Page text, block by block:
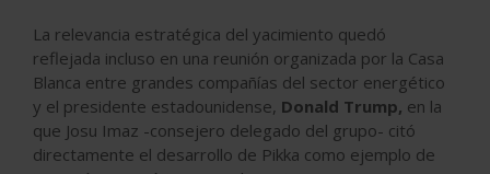
La relevancia estratégica del yacimiento quedó
reflejada incluso en una reunión organizada por la Casa
Blanca entre grandes compañías del sector energético
y el presidente estadounidense, Donald Trump, en la
que Josu Imaz -consejero delegado del grupo- citó
directamente el desarrollo de Pikka como ejemplo de